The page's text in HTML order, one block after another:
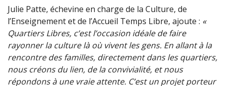
Julie Patte, échevine en charge de la Culture, de
l’Enseignement et de l’Accueil Temps Libre, ajoute : «
Quartiers Libres, c’est l’occasion idéale de faire
rayonner la culture là où vivent les gens. En allant à la
rencontre des familles, directement dans les quartiers,
nous créons du lien, de la convivialité, et nous
répondons à une vraie attente. C’est un projet porteur